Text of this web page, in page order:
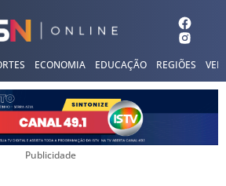
ECONOMIA EDUCAÇÃO REGIÕES
Publicidade